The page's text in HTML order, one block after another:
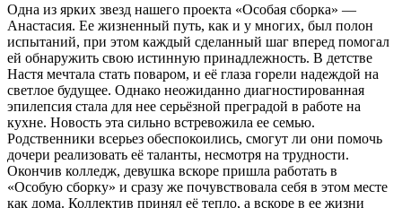
Одна из ярких звезд нашего проекта «Особая сборка» —
Анастасия. Ее жизненный путь, как и у многих, был полон
испытаний, при этом каждый сделанный шаг вперед помогал
ей обнаружить свою истинную принадлежность. В детстве
Настя мечтала стать поваром, и её глаза горели надеждой на
светлое будущее. Однако неожиданно диагноcтированная
эпилепсия стала для нее серьёзной преградой в работе на
кухне. Новость эта сильно встревожила ее семью.
Родственники всерьез обеспокоились, смогут ли они помочь
дочери реализовать её таланты, несмотря на трудности.
Окончив колледж, девушка вскоре пришла работать в
«Особую сборку» и сразу же почувствовала себя в этом месте
как дома. Коллектив принял её тепло, а вскоре в ее жизни